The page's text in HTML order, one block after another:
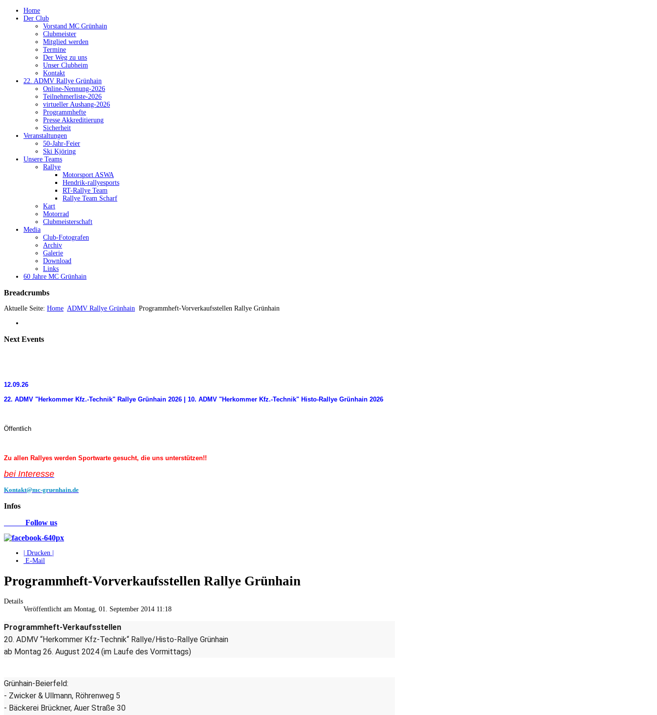
Home
Der Club
Vorstand MC Grünhain
Clubmeister
Mitglied werden
Termine
Der Weg zu uns
Unser Clubheim
Kontakt
22. ADMV Rallye Grünhain
Online-Nennung-2026
Teilnehmerliste-2026
virtueller Aushang-2026
Programmhefte
Presse Akkreditierung
Sicherheit
Veranstaltungen
50-Jahr-Feier
Ski Kjöring
Unsere Teams
Rallye
Motorsport ASWA
Hendrik-rallyesports
RT-Rallye Team
Rallye Team Scharf
Kart
Motorrad
Clubmeisterschaft
Media
Club-Fotografen
Archiv
Galerie
Download
Links
60 Jahre MC Grünhain
Breadcrumbs
Aktuelle Seite: Home ADMV Rallye Grünhain Programmheft-Vorverkaufsstellen Rallye Grünhain
Next Events
12.09.26
22. ADMV "Herkommer Kfz.-Technik" Rallye Grünhain 2026 | 10. ADMV "Herkommer Kfz.-Technik" Histo-Rallye Grünhain 2026
Öffentlich
Zu allen Rallyes werden Sportwarte gesucht, die uns unterstützen!!
bei Interesse
Kontakt@mc-gruenhain.de
Infos
Follow us
| Drucken |
E-Mail
Programmheft-Vorverkaufsstellen Rallye Grünhain
Details
Veröffentlicht am Montag, 01. September 2014 11:18
Programmheft-Verkaufsstellen
20. ADMV “Herkommer Kfz-Technik“ Rallye/Histo-Rallye Grünhain
ab Montag 26. August 2024 (im Laufe des Vormittags)
Grünhain-Beierfeld:
- Zwicker & Ullmann, Röhrenweg 5
- Bäckerei Brückner, Auer Straße 30